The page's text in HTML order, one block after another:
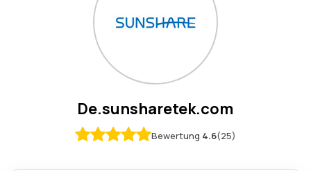
De.sunsharetek.com
Bewertung 4.6(25)